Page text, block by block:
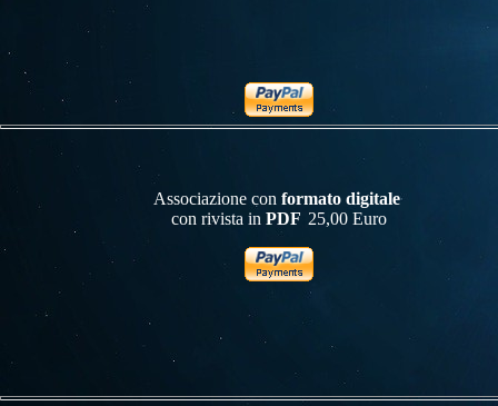
Associazione con formato digitale
con rivista in PDF 25,00 Euro